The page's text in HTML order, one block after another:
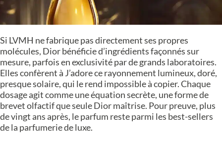
Si LVMH ne fabrique pas directement ses propres
molécules, Dior bénéficie d’ingrédients façonnés sur
mesure, parfois en exclusivité par de grands laboratoires.
Elles confèrent à J’adore ce rayonnement lumineux, doré,
presque solaire, qui le rend impossible à copier. Chaque
dosage agit comme une équation secrète, une forme de
brevet olfactif que seule Dior maîtrise. Pour preuve, plus
de vingt ans après, le parfum reste parmi les best-sellers
de la parfumerie de luxe.